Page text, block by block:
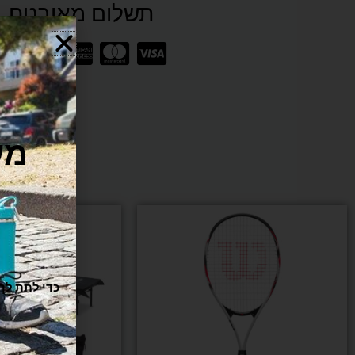
תשלום מאובטח SSL
למוצר
מספר
ניתן
לבחור
את